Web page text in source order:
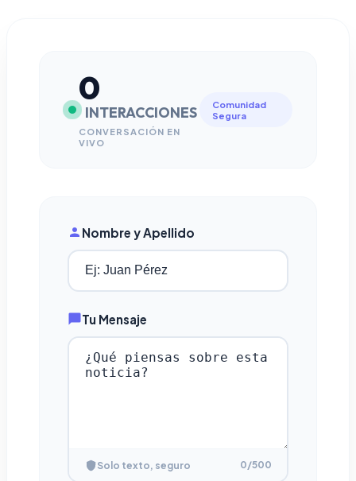
0
INTERACCIONES
CONVERSACIÓN EN
VIVO
Comunidad
Segura
Nombre y Apellido
Tu Mensaje
Solo texto, seguro 0/500